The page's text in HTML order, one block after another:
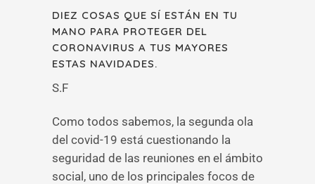
DIEZ COSAS QUE SÍ ESTÁN EN TU
MANO PARA PROTEGER DEL
CORONAVIRUS A TUS MAYORES
ESTAS NAVIDADES.
S.F
Como todos sabemos, la segunda ola
del covid-19 está cuestionando la
seguridad de las reuniones en el ámbito
social, uno de los principales focos de